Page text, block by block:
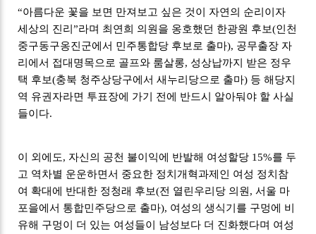
“아름다운 꽃을 보면 만져보고 싶은 것이 자연의 순리이자
세상의 진리”라며 최연희 의원을 옹호했던 한광원 후보(인천
중구동구옹진군에서 민주통합당 후보로 출마), 공무출장 자
리에서 접대명목으로 골프와 룸살롱, 성상납까지 받은 정우
택 후보(충북 청주상당구에서 새누리당으로 출마) 등 해당지
역 유권자라면 투표장에 가기 전에 반드시 알아둬야 할 사실
들이다.
이 외에도, 자신의 공천 불이익에 반발해 여성할당 15%를 두
고 역차별 운운하면서 중요한 정치개혁과제인 여성 정치참
여 확대에 반대한 정청래 후보(전 열린우리당 의원, 서울 마
포을에서 통합민주당으로 출마), 여성의 생식기를 구멍에 비
유해 구멍이 더 있는 여성들이 남성보다 더 진화했다며 여성